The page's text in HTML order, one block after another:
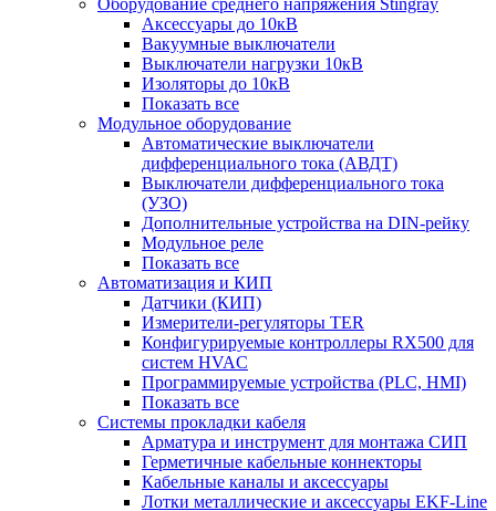
Оборудование среднего напряжения Stingray
Аксессуары до 10кВ
Вакуумные выключатели
Выключатели нагрузки 10кВ
Изоляторы до 10кВ
Показать все
Модульное оборудование
Автоматические выключатели
дифференциального тока (АВДТ)
Выключатели дифференциального тока
(УЗО)
Дополнительные устройства на DIN-рейку
Модульное реле
Показать все
Автоматизация и КИП
Датчики (КИП)
Измерители-регуляторы TER
Конфигурируемые контроллеры RX500 для
систем HVAC
Программируемые устройства (PLC, HMI)
Показать все
Системы прокладки кабеля
Арматура и инструмент для монтажа СИП
Герметичные кабельные коннекторы
Кабельные каналы и аксессуары
Лотки металлические и аксессуары EKF-Line